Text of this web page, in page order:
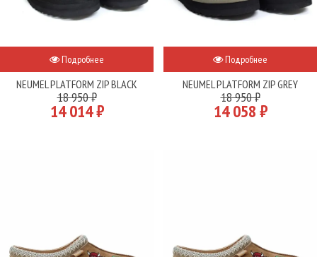
Подробнее
NEUMEL PLATFORM ZIP BLACK
18 950 ₽
14 014 ₽
Подробнее
NEUMEL PLATFORM ZIP GREY
18 950 ₽
14 058 ₽